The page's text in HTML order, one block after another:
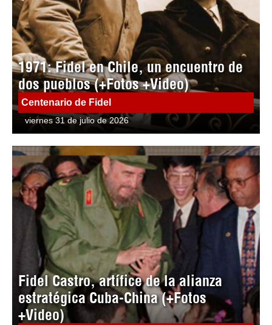
1971: Fidel en Chile, un encuentro de
dos pueblos (+Fotos +Video)
Centenario de Fidel
viernes 31 de julio de 2026
Fidel Castro, artífice de la alianza
estratégica Cuba-China (+Fotos
+Video)